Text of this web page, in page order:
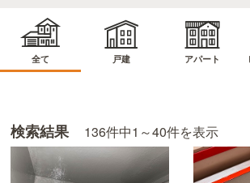
全て 戸建 アパート
検索結果 136件中1～40件を表示